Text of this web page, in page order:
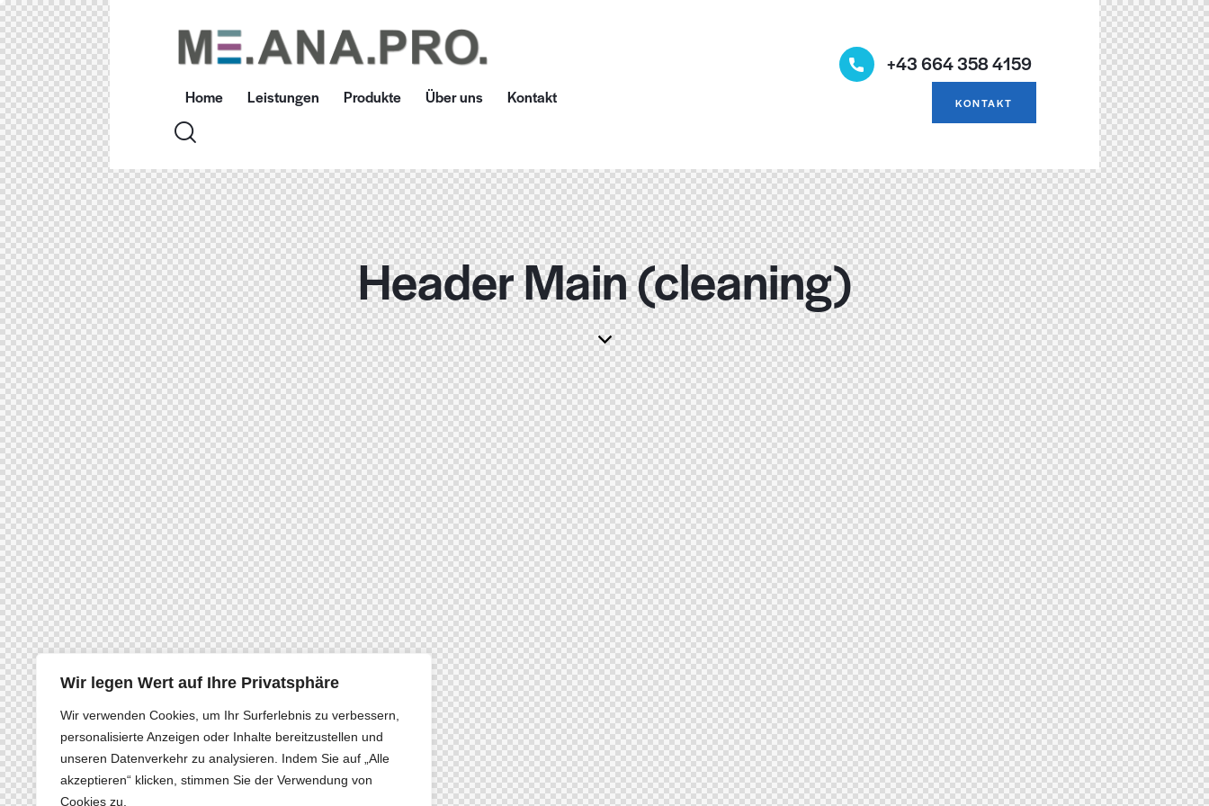
Wir legen Wert auf Ihre Privatsphäre
Wir verwenden Cookies, um Ihr Surferlebnis zu verbessern,
personalisierte Anzeigen oder Inhalte bereitzustellen und
unseren Datenverkehr zu analysieren. Indem Sie auf „Alle
akzeptieren“ klicken, stimmen Sie der Verwendung von
Cookies zu.
Home Leistungen Produkte Über uns Kontakt
+43 664 358 4159
KONTAKT
Header Main (cleaning)